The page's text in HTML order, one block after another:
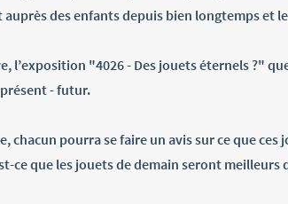
des enfants depuis bien longtemps et
l’exposition "4026 - Des jouets éternels ?"
- futur.
chacun pourra se faire un avis sur ce que
ce que les jouets de demain seront meilleurs